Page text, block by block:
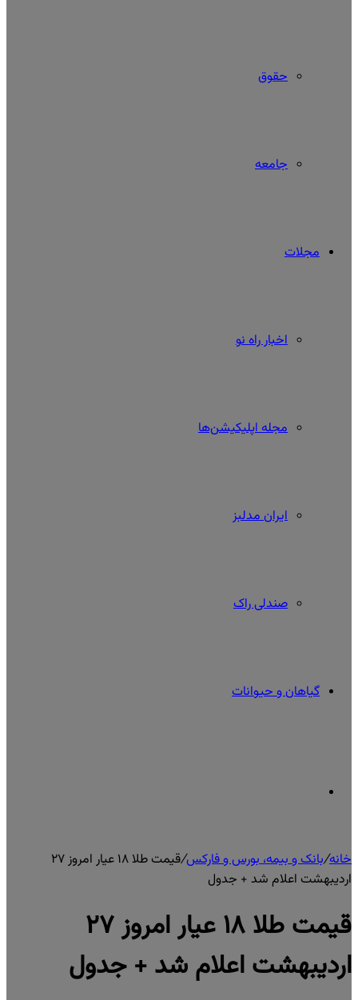
حقوق
جامعه
مجلات
اخبار راه نو
مجله اپلیکیشن‌ها
ایران مدلبز
صندلی راک
گیاهان و حیوانات
پوسته
خانه/بانک و بیمه، بورس و فارکس/
قیمت طلا ۱۸ عیار امروز ۲۷
اردیبهشت اعلام شد + جدول
قیمت طلا ۱۸ عیار امروز ۲۷
اردیبهشت اعلام شد + جدول